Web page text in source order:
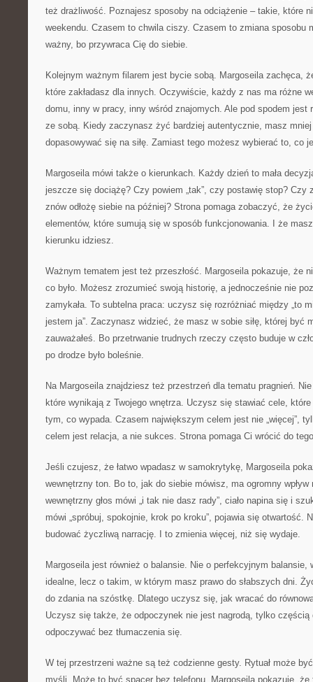
też drażliwość. Poznajesz sposoby na odciążenie – takie, które
weekendu. Czasem to chwila ciszy. Czasem to zmiana sposobu
ważny, bo przywraca Cię do siebie.
Kolejnym ważnym filarem jest bycie sobą. Margoseila zachęca,
które zakładasz dla innych. Oczywiście, każdy z nas ma różne
domu, inny w pracy, inny wśród znajomych. Ale pod spodem jest
ze sobą. Kiedy zaczynasz żyć bardziej autentycznie, masz
dopasowywać się na siłę. Zamiast tego możesz wybierać to, co
Margoseila mówi także o kierunkach. Każdy dzień to mała
jeszcze się dociążę? Czy powiem „tak”, czy postawię stop? Czy
znów odłożę siebie na później? Strona pomaga zobaczyć, że
elementów, które sumują się w sposób funkcjonowania. I że
kierunku idziesz.
Ważnym tematem jest też przeszłość. Margoseila pokazuje, że
co było. Możesz zrozumieć swoją historię, a jednocześnie nie
zamykała. To subtelna praca: uczysz się rozróżniać między „to
jestem ja”. Zaczynasz widzieć, że masz w sobie siłę, której być
zauważałeś. Bo przetrwanie trudnych rzeczy często buduje w
po drodze było boleśnie.
Na Margoseila znajdziesz też przestrzeń dla tematu pragnień.
które wynikają z Twojego wnętrza. Uczysz się stawiać cele,
tym, co wypada. Czasem największym celem jest nie „więcej”,
celem jest relacja, a nie sukces. Strona pomaga Ci wrócić do
Jeśli czujesz, że łatwo wpadasz w samokrytykę, Margoseila
wewnętrzny ton. Bo to, jak do siebie mówisz, ma ogromny wpływ
wewnętrzny głos mówi „i tak nie dasz rady”, ciało napina się i
mówi „spróbuj, spokojnie, krok po kroku”, pojawia się otwartość.
budować życzliwą narrację. I to zmienia więcej, niż się wydaje.
Margoseila jest również o balansie. Nie o perfekcyjnym
idealne, lecz o takim, w którym masz prawo do słabszych dni.
do zdania na szóstkę. Dlatego uczysz się, jak wracać do
Uczysz się także, że odpoczynek nie jest nagrodą, tylko częścią
odpoczywać bez tłumaczenia się.
W tej przestrzeni ważne są też codzienne gesty. Rytuał może
myśli. Może to być spacer bez telefonu. Margoseila pokazuje, że